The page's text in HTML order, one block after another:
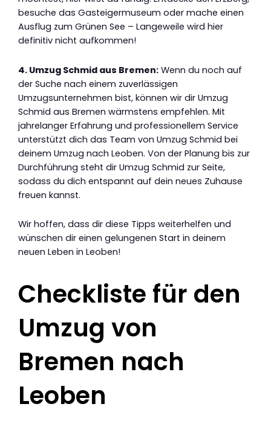
besuche das Gasteigermuseum oder mache einen
Ausflug zum Grünen See – Langeweile wird hier
definitiv nicht aufkommen!
4. Umzug Schmid aus Bremen: Wenn du noch auf
der Suche nach einem zuverlässigen
Umzugsunternehmen bist, können wir dir Umzug
Schmid aus Bremen wärmstens empfehlen. Mit
jahrelanger Erfahrung und professionellem Service
unterstützt dich das Team von Umzug Schmid bei
deinem Umzug nach Leoben. Von der Planung bis zur
Durchführung steht dir Umzug Schmid zur Seite,
sodass du dich entspannt auf dein neues Zuhause
freuen kannst.
Wir hoffen, dass dir diese Tipps weiterhelfen und
wünschen dir einen gelungenen Start in deinem
neuen Leben in Leoben!
Checkliste für den
Umzug von
Bremen nach
Leoben